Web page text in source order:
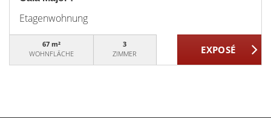
Etagenwohnung
67 m²
WOHNFLÄCHE
3
ZIMMER